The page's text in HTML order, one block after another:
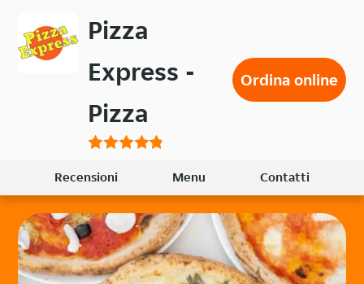
contenuto
Pizza
Express -
Pizza
Ordina online
Recensioni Menu Contatti